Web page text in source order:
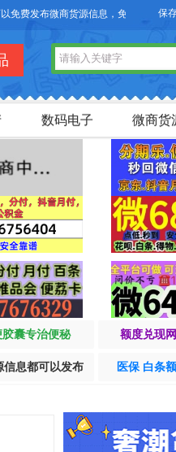
布微商货源信息，免费发布供求信息保
数码电子 微商货
囊专治便秘 额度兑现
信息都可以发布 医保 白条